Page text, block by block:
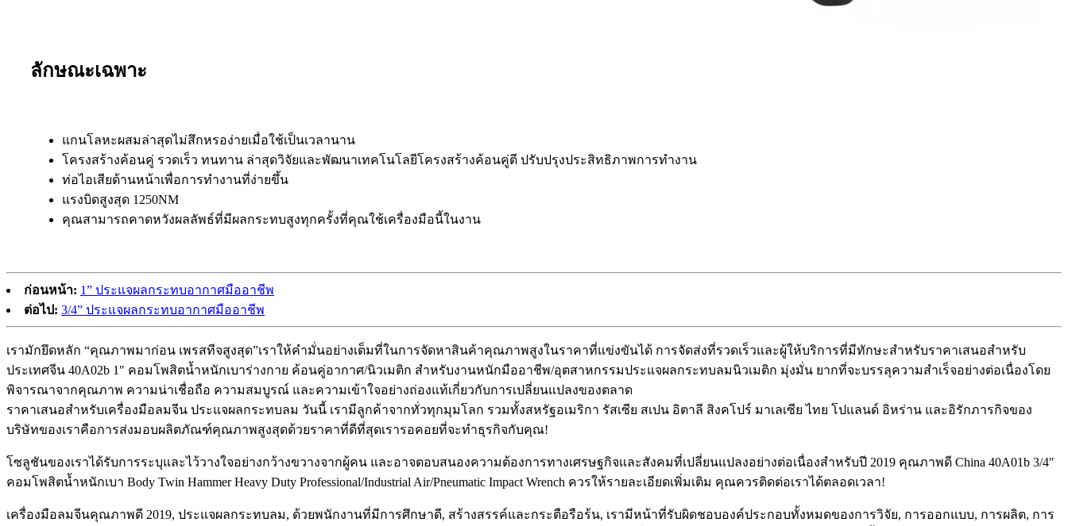
ลักษณะเฉพาะ
แกนโลหะผสมล่าสุดไม่สึกหรอง่ายเมื่อใช้เป็นเวลานาน
โครงสร้างค้อนคู่ รวดเร็ว ทนทาน ล่าสุดวิจัยและพัฒนาเทคโนโลยีโครงสร้างค้อนคู่ตี ปรับปรุงประสิทธิภาพการทำงาน
ท่อไอเสียด้านหน้าเพื่อการทำงานที่ง่ายขึ้น
แรงบิดสูงสุด 1250NM
คุณสามารถคาดหวังผลลัพธ์ที่มีผลกระทบสูงทุกครั้งที่คุณใช้เครื่องมือนี้ในงาน
ก่อนหน้า: 1” ประแจผลกระทบอากาศมืออาชีพ
ต่อไป: 3/4” ประแจผลกระทบอากาศมืออาชีพ
เรามักยึดหลัก “คุณภาพมาก่อน เพรสทีจสูงสุด”เราให้คำมั่นอย่างเต็มที่ในการจัดหาสินค้าคุณภาพสูงในราคาที่แข่งขันได้ การจัดส่งที่รวดเร็วและผู้ให้บริการที่มีทักษะสำหรับราคาเสนอสำหรับ
ประเทศจีน 40A02b 1″ คอมโพสิตน้ำหนักเบาร่างกาย ค้อนคู่อากาศ/นิวเมติก สำหรับงานหนักมืออาชีพ/อุตสาหกรรมประแจผลกระทบลมนิวเมติก มุ่งมั่น ยากที่จะบรรลุความสำเร็จอย่างต่อเนื่องโดย
พิจารณาจากคุณภาพ ความน่าเชื่อถือ ความสมบูรณ์ และความเข้าใจอย่างถ่องแท้เกี่ยวกับการเปลี่ยนแปลงของตลาด
ราคาเสนอสำหรับเครื่องมือลมจีน ประแจผลกระทบลม วันนี้ เรามีลูกค้าจากทั่วทุกมุมโลก รวมทั้งสหรัฐอเมริกา รัสเซีย สเปน อิตาลี สิงคโปร์ มาเลเซีย ไทย โปแลนด์ อิหร่าน และอิรักภารกิจของ
บริษัทของเราคือการส่งมอบผลิตภัณฑ์คุณภาพสูงสุดด้วยราคาที่ดีที่สุดเรารอคอยที่จะทำธุรกิจกับคุณ!
โซลูชันของเราได้รับการระบุและไว้วางใจอย่างกว้างขวางจากผู้คน และอาจตอบสนองความต้องการทางเศรษฐกิจและสังคมที่เปลี่ยนแปลงอย่างต่อเนื่องสำหรับปี 2019 คุณภาพดี China 40A01b 3/4″
คอมโพสิตน้ำหนักเบา Body Twin Hammer Heavy Duty Professional/Industrial Air/Pneumatic Impact Wrench ควรให้รายละเอียดเพิ่มเติม คุณควรติดต่อเราได้ตลอดเวลา!
เครื่องมือลมจีนคุณภาพดี 2019, ประแจผลกระทบลม, ด้วยพนักงานที่มีการศึกษาดี, สร้างสรรค์และกระตือรือร้น, เรามีหน้าที่รับผิดชอบองค์ประกอบทั้งหมดของการวิจัย, การออกแบบ, การผลิต, การ